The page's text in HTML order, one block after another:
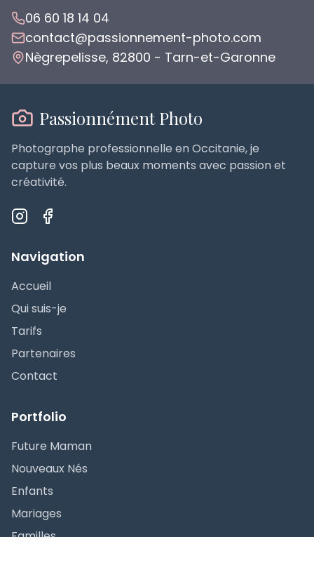
06 60 18 14 04
contact@passionnement-photo.com
Nègrepelisse, 82800 - Tarn-et-Garonne
Passionnément Photo
Photographe professionnelle en Occitanie, je
capture vos plus beaux moments avec passion et
créativité.
Navigation
Accueil
Qui suis-je
Tarifs
Partenaires
Contact
Portfolio
Future Maman
Nouveaux Nés
Enfants
Mariages
Familles